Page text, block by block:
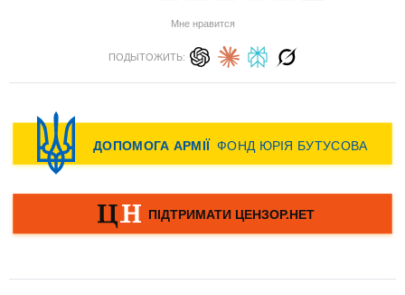
Мне нравится
ПОДЫТОЖИТЬ: